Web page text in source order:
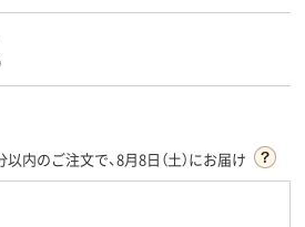
以内のご注文で、8月8日（土）にお届け